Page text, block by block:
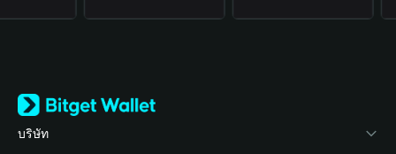
บริษัท